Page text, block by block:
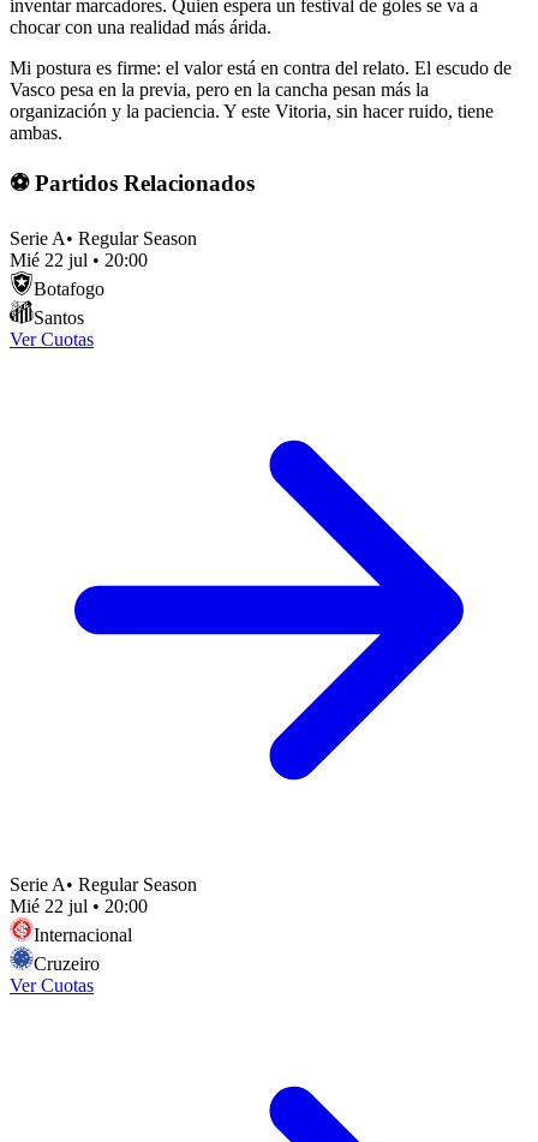
inventar marcadores. Quien espera un festival de goles se va a
chocar con una realidad más árida.
Mi postura es firme: el valor está en contra del relato. El escudo de
Vasco pesa en la previa, pero en la cancha pesan más la
organización y la paciencia. Y este Vitoria, sin hacer ruido, tiene
ambas.
⚽ Partidos Relacionados
Serie A• Regular Season
Mié 22 jul • 20:00
Botafogo
Santos
Ver Cuotas
Serie A• Regular Season
Mié 22 jul • 20:00
Internacional
Cruzeiro
Ver Cuotas